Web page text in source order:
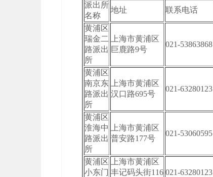
派出所
名称
地址 联系电话
黄浦区
瑞金二
路派出
所
上海市黄浦区
巨鹿路9号
021-53863868
黄浦区
南京东
路派出
所
上海市黄浦区
汉口路695号
021-63280123
黄浦区
淮海中
路派出
所
上海市黄浦区
普安路177号
021-53060595
黄浦区
小东门
上海市黄浦区
丰记码头街116 021-63280123